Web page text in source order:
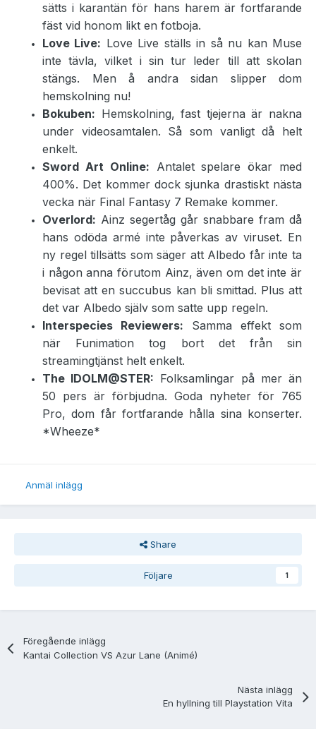
sätts i karantän för hans harem är fortfarande
fäst vid honom likt en fotboja.
Love Live: Love Live ställs in så nu kan Muse
inte tävla, vilket i sin tur leder till att skolan
stängs. Men å andra sidan slipper dom
hemskolning nu!
Bokuben: Hemskolning, fast tjejerna är nakna
under videosamtalen. Så som vanligt då helt
enkelt.
Sword Art Online: Antalet spelare ökar med
400%. Det kommer dock sjunka drastiskt nästa
vecka när Final Fantasy 7 Remake kommer.
Overlord: Ainz segertåg går snabbare fram då
hans odöda armé inte påverkas av viruset. En
ny regel tillsätts som säger att Albedo får inte ta
i någon anna förutom Ainz, även om det inte är
bevisat att en succubus kan bli smittad. Plus att
det var Albedo själv som satte upp regeln.
Interspecies Reviewers: Samma effekt som
när Funimation tog bort det från sin
streamingtjänst helt enkelt.
The IDOLM@STER: Folksamlingar på mer än
50 pers är förbjudna. Goda nyheter för 765
Pro, dom får fortfarande hålla sina konserter.
*Wheeze*
Anmäl inlägg
Share
Följare 1
Föregående inlägg
Kantai Collection VS Azur Lane (Animé)
Nästa inlägg
En hyllning till Playstation Vita